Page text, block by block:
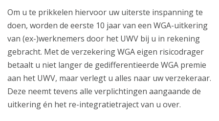
Om u te prikkelen hiervoor uw uiterste inspanning te
doen, worden de eerste 10 jaar van een WGA-uitkering
van (ex-)werknemers door het UWV bij u in rekening
gebracht. Met de verzekering WGA eigen risicodrager
betaalt u niet langer de gedifferentieerde WGA premie
aan het UWV, maar verlegt u alles naar uw verzekeraar.
Deze neemt tevens alle verplichtingen aangaande de
uitkering én het re-integratietraject van u over.